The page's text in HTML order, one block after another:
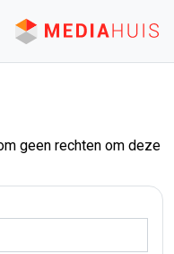
geen rechten om deze